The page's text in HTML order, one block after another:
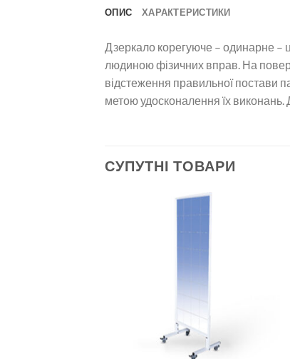
ОПИС ХАРАКТЕРИСТИКИ
Дзеркало корегуюче – одинарне –
людиною фізичних вправ. На
відстеження правильної постави
метою удосконалення їх
СУПУТНІ ТОВАРИ